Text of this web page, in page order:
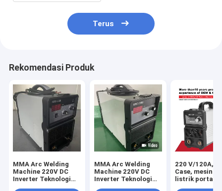
Terus
Rekomendasi Produk
MMA Arc Welding
Machine 220V DC
Inverter Teknologi
MMA Arc Welding
Machine 220V DC
Inverter Teknologi
220 V/120A,
Case, mesin
listrik